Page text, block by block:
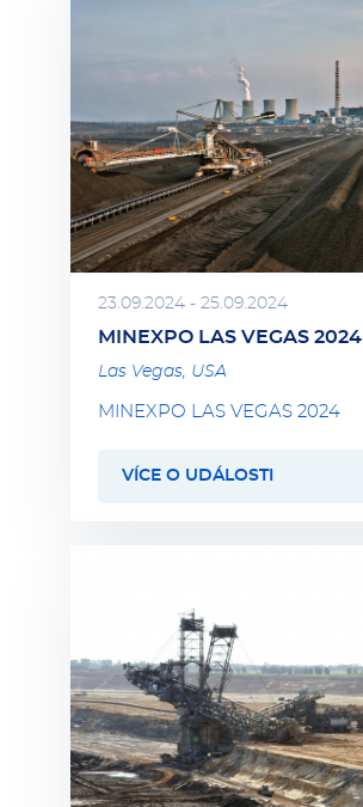
23.09.2024 - 25.09.2024
MINEXPO LAS VEGAS 2024
Las Vegas, USA
MINEXPO LAS VEGAS 2024
VÍCE O UDÁLOSTI